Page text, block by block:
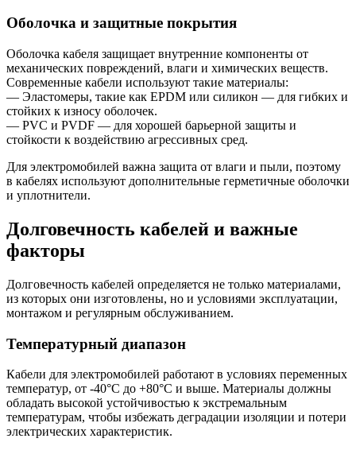
Оболочка и защитные покрытия
Оболочка кабеля защищает внутренние компоненты от
механических повреждений, влаги и химических веществ.
Современные кабели используют такие материалы:
— Эластомеры, такие как EPDM или силикон — для гибких и
стойких к износу оболочек.
— PVC и PVDF — для хорошей барьерной защиты и
стойкости к воздействию агрессивных сред.
Для электромобилей важна защита от влаги и пыли, поэтому
в кабелях используют дополнительные герметичные оболочки
и уплотнители.
Долговечность кабелей и важные
факторы
Долговечность кабелей определяется не только материалами,
из которых они изготовлены, но и условиями эксплуатации,
монтажом и регулярным обслуживанием.
Температурный диапазон
Кабели для электромобилей работают в условиях переменных
температур, от -40°C до +80°C и выше. Материалы должны
обладать высокой устойчивостью к экстремальным
температурам, чтобы избежать деградации изоляции и потери
электрических характеристик.